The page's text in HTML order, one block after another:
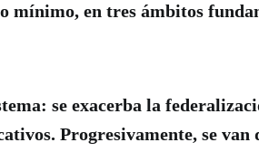
mínimo, en tres ámbitos
se exacerba la
Progresivamente, se